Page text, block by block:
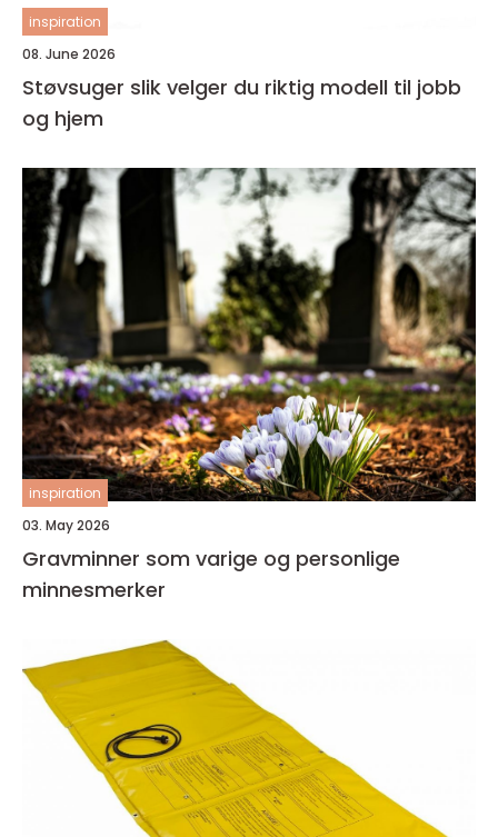
inspiration
08. June 2026
Støvsuger slik velger du riktig modell til jobb
og hjem
inspiration
03. May 2026
Gravminner som varige og personlige
minnesmerker